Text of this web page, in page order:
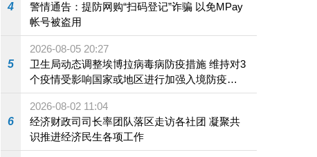
4
警情通告：提防网购“扫码登记”诈骗 以免MPay
帐号被盗用
5
2026-08-05 20:27
卫生局动态调整埃博拉病毒病防疫措施 维持对3
个疫情受影响国家或地区进行加强入境防疫措
施
6
2026-08-02 11:04
经济财政司司长率团队落区走访各社团 凝聚共
识推进经济民生各项工作